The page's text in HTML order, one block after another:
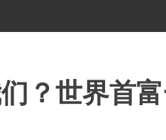
？世界首